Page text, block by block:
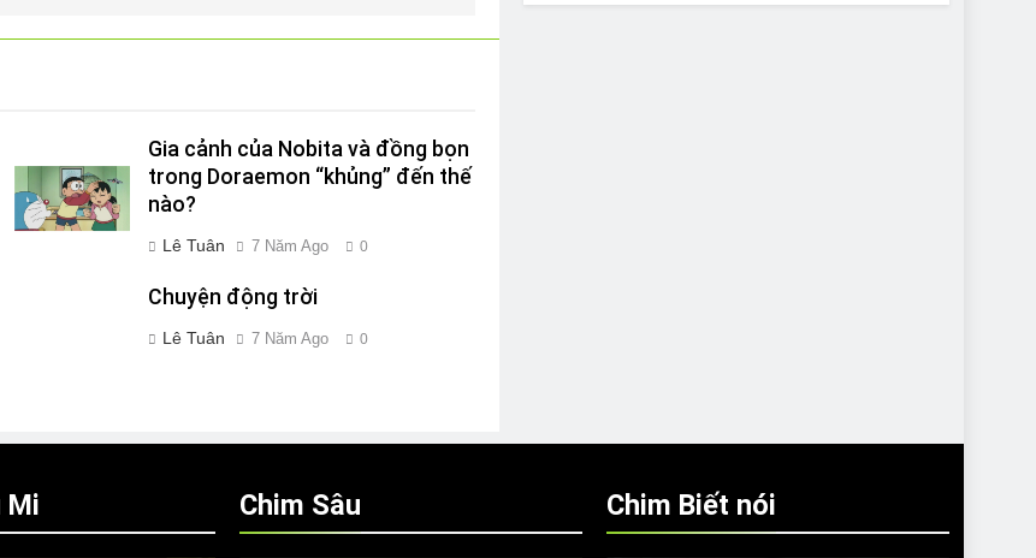
Gia cảnh của Nobita và đồng bọn
trong Doraemon “khủng” đến thế
nào?
Lê Tuân 7 Năm Ago 0
Chuyện động trời
Lê Tuân 7 Năm Ago 0
Mi Chim Sâu Chim Biết nói